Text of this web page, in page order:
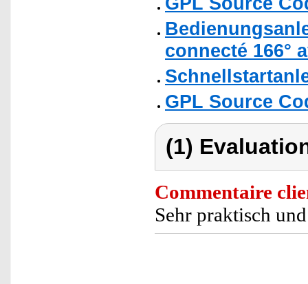
connecté 166°
GPL Source
(1)
Commentaire
Sehr praktisch